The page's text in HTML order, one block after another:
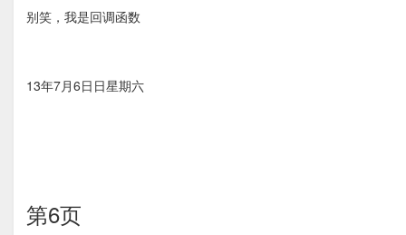
别笑，我是回调函数
13年7月6⽇日星期六
第6页